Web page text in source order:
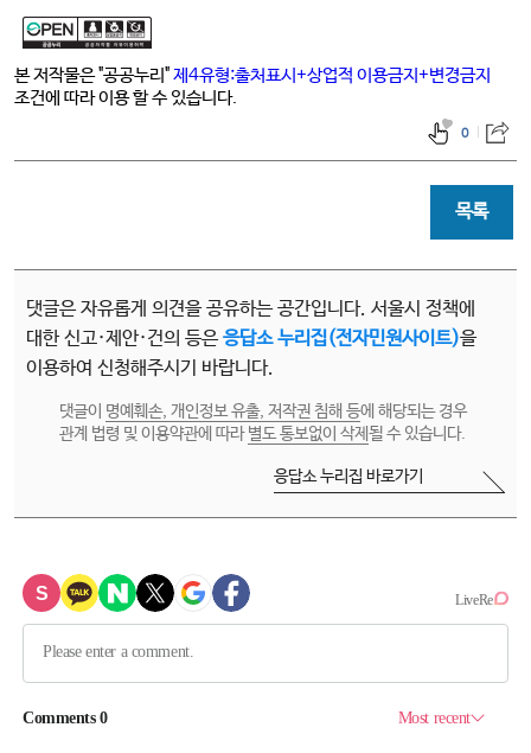
본 저작물은 "공공누리"제4유형:출처표시+상업적 이용금지+변경금지
조건에 따라 이용 할 수 있습니다.
0
목록
댓글은 자유롭게 의견을 공유하는 공간입니다. 서울시 정책에
대한 신고·제안·건의 등은 응답소 누리집(전자민원사이트)을
이용하여 신청해주시기 바랍니다.
댓글이 명예훼손, 개인정보 유출, 저작권 침해 등에 해당되는 경우
관계 법령 및 이용약관에 따라별도 통보없이 삭제될 수 있습니다.
응답소 누리집 바로가기